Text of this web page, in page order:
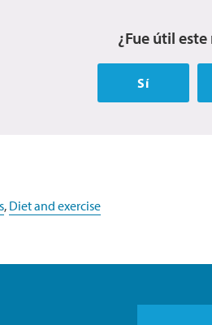
¿Fue útil este
Sí
, Diet and exercise